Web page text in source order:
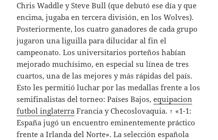
Chris Waddle y Steve Bull (que debutó ese día y que
encima, jugaba en tercera división, en los Wolves).
Posteriormente, los cuatro ganadores de cada grupo
jugaron una liguilla para dilucidar al fin el
campeonato. Los universitarios porteños habían
mejorado muchísimo, en especial su línea de tres
cuartos, una de las mejores y más rápidas del país.
Esto les permitió luchar por las medallas frente a los
semifinalistas del torneo: Países Bajos,equipacion
futbol inglaterra Francia y Checoslovaquia. ↑ «1-1:
España jugó un encuentro eminentemente práctico
frente a Irlanda del Norte». La selección española